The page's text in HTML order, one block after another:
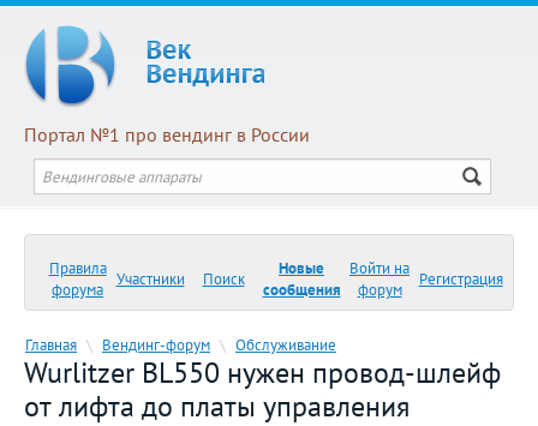
Портал №1 про вендинг в России
Правила
форума
Участники Поиск
Новые
сообщения
Войти на
форум
Регистрация
Главная \ Вендинг-форум \ Обслуживание
Wurlitzer BL550 нужен провод-шлейф
от лифта до платы управления